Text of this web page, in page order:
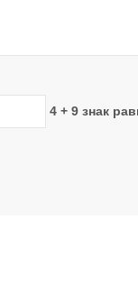
4 + 9 знак